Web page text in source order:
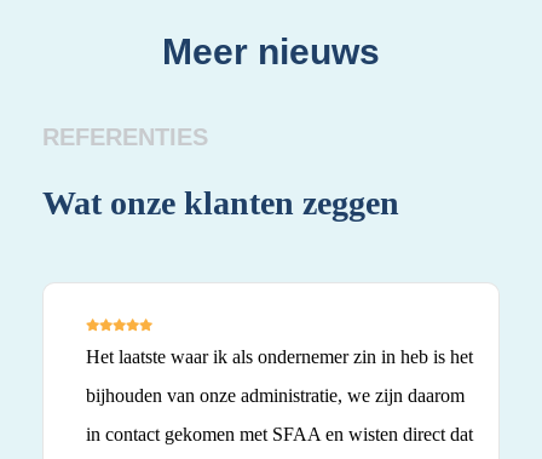
Meer nieuws
REFERENTIES
Wat onze klanten zeggen
Het laatste waar ik als ondernemer zin in heb is het
bijhouden van onze administratie, we zijn daarom
in contact gekomen met SFAA en wisten direct dat